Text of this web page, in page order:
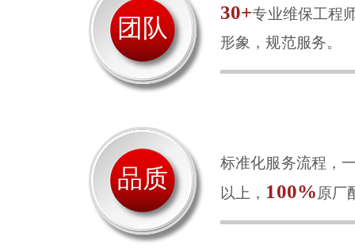
团队
30+专业维保工程
形象，规范服务。
品质
标准化服务流程，
以上， 100%原厂